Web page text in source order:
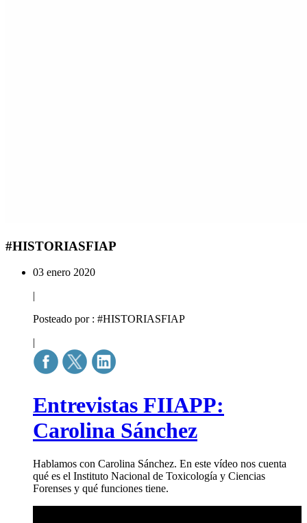
#HISTORIASFIAP
03 enero 2020
|
Posteado por : #HISTORIASFIAP
|
Entrevistas FIIAPP:
Carolina Sánchez
Hablamos con Carolina Sánchez. En este vídeo nos cuenta
qué es el Instituto Nacional de Toxicología y Ciencias
Forenses y qué funciones tiene.